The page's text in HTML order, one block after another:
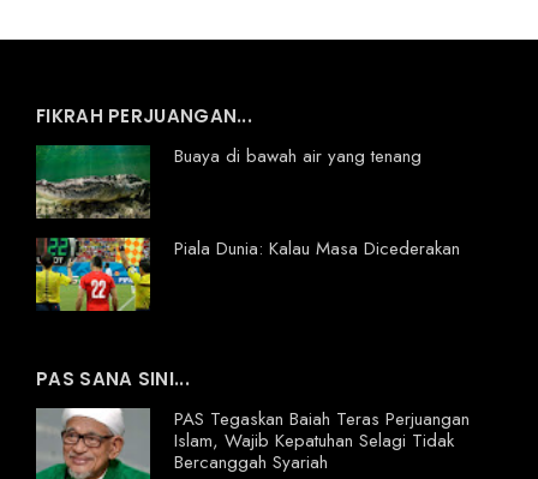
FIKRAH PERJUANGAN...
Buaya di bawah air yang tenang
Piala Dunia: Kalau Masa Dicederakan
PAS SANA SINI...
PAS Tegaskan Baiah Teras Perjuangan
Islam, Wajib Kepatuhan Selagi Tidak
Bercanggah Syariah